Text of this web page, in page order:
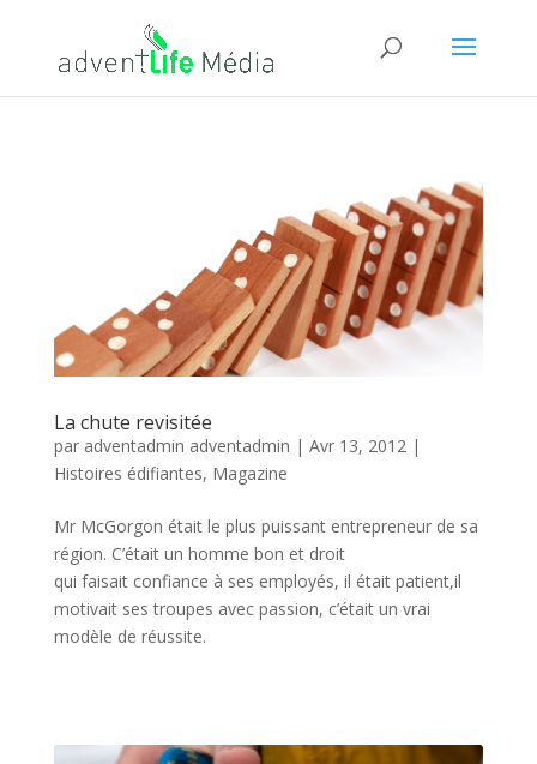
La chute revisitée
par adventadmin adventadmin | Avr 13, 2012|
Histoires édifiantes, Magazine
Mr McGorgon était le plus puissant entrepreneur de sa
région. C’était un homme bon et droit
qui faisait confiance à ses employés, il était patient,il
motivait ses troupes avec passion, c’était un vrai
modèle de réussite.